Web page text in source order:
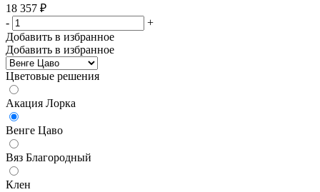
18 357 ₽
-
+
Добавить в избранное
Добавить в избранное
Цветовые решения
Акация Лорка
Венге Цаво
Вяз Благородный
Клен